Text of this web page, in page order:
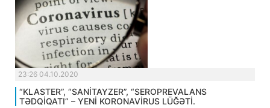
23:26 04.10.2020
“KLASTER”, “SANİTAYZER”, “SEROPREVALANS
TƏDQİQATI” – YENİ KORONAVİRUS LÜĞƏTİ.